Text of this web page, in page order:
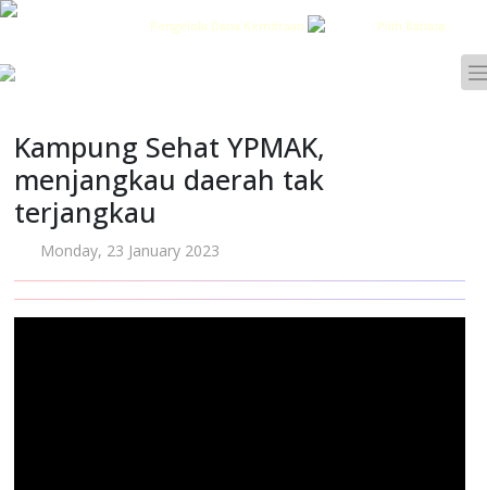
Pengelola Dana Kemitraan Pilih Bahasa :
Kampung Sehat YPMAK,
menjangkau daerah tak
terjangkau
Monday, 23 January 2023